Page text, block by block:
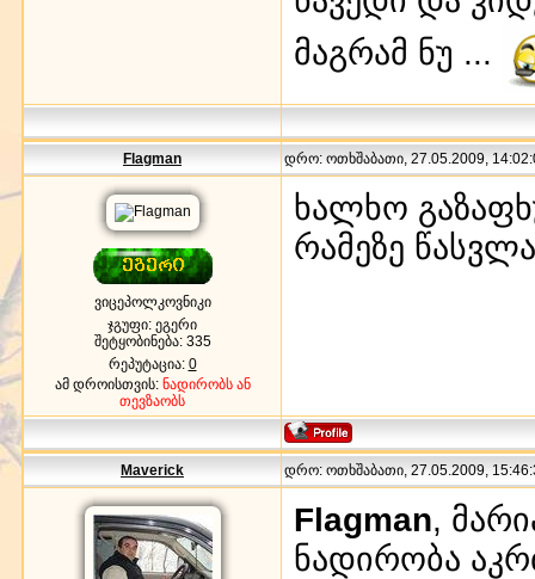
მაგრამ ნუ ...
Flagman დრო: ოთხშაბათი, 27.05.2009,
ვიცეპოლკოვნიკი
ჯგუფი: ეგერი
შეტყობინება: 335
რეპუტაცია: 0
ამ დროისთვის: ნადირობს ან
თევზაობს
ხალხო
რამეზე
Maverick დრო: ოთხშაბათი, 27.05.2009,
Flagman,
ნადირობა